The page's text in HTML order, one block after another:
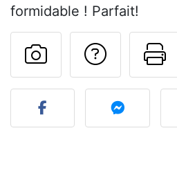
formidable ! Parfait!
Publier